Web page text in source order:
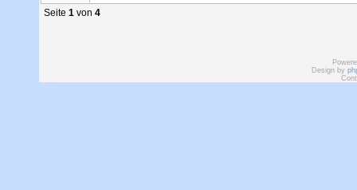
Seite 1 von 4
Design by